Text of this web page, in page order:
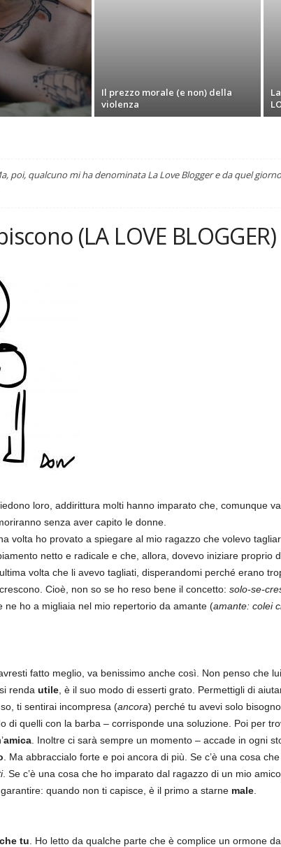
Il prezzo morale (e non) della
violenza
poi, qualcuno mi ha denominata La Love Blogger e da quel
(LA LOVE BLOGGER)
loro, addirittura molti hanno imparato che, comunque
senza aver capito le donne.
volta ho provato a spiegare al mio ragazzo che volevo
netto e radicale e che, allora, dovevo iniziare proprio
volta che li avevo tagliati, disperandomi perché erano
Cioè, non so se ho reso bene il concetto: solo-se-
ne ho a migliaia nel mio repertorio da amante (amante: colei
fatto meglio, va benissimo anche così. Non penso che
renda utile, è il suo modo di esserti grato. Permettigli di
ti sentirai incompresa (ancora) perché tu avevi solo
di quelli con la barba – corrisponde una soluzione. Poi per
amica. Inoltre ci sarà sempre un momento – accade in ogni
. Ma abbraccialo forte e poi ancora di più. Se c’è una cosa
. Se c’è una cosa che ho imparato dal ragazzo di un mio
quando non ti capisce, è il primo a starne male.
tu . Ho letto da qualche parte che è complice un ormone